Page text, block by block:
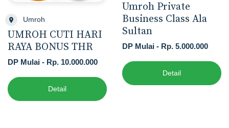
Umroh
UMROH CUTI HARI
RAYA BONUS THR
DP Mulai - Rp. 10.000.000
Detail
Umroh Private
Business Class Ala
Sultan
DP Mulai - Rp. 5.000.000
Detail